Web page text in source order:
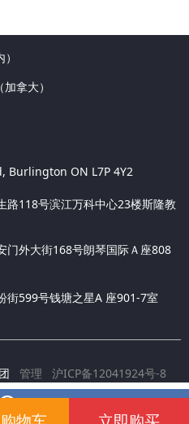
拿大）
Burlington ON L7P 4Y2
118号滨江万科中心23楼斯隆教
外大街168号朗琴国际Ａ座808
599号钱塘之星A 座901-7室
管理 沪ICP备12041924号-8